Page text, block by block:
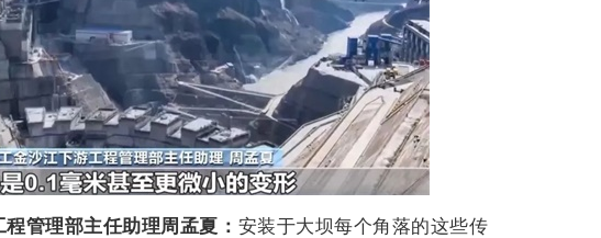
管理部主任助理周孟夏： 安装于大坝每个角落的这些传